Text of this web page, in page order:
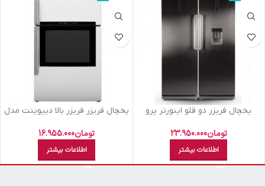
يخچال فريزر دو قلو اينورتر پرو
D4 I PROتومان23.950.000
اطلاعات بیشتر
یخچال فریزر فریزر بالا دیپوینت مدل
تومان16.955.000
اطلاعات بیشتر